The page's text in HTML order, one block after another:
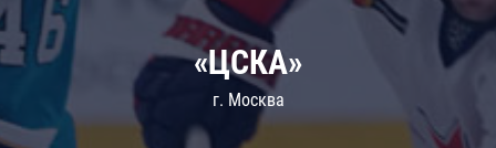
«ЦСКА»
г. Москва